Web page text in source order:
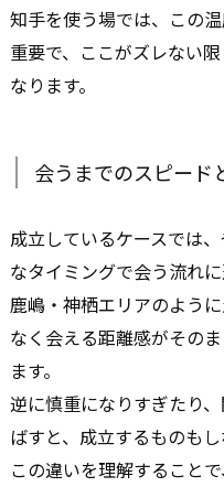
知手を使う場では、この
重要で、ここがズレない
なります。
会うまでのスピード
成立しているケースでは
なタイミングで会う流れに
鹿嶋・神栖エリアのよう
なく会える距離感がその
ます。
逆に慎重になりすぎたり
ばすと、成立するものもし
この違いを理解すること